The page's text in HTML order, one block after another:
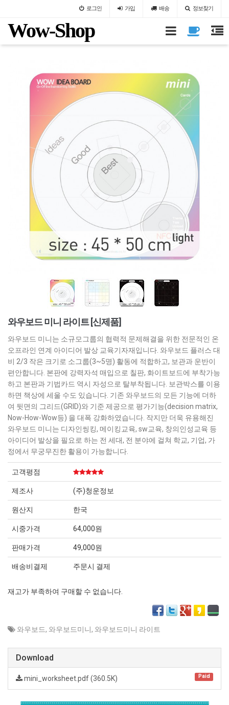
로그인 가입 배송 정보찾기
Wow-Shop
와우보드 미니 라이트 [신제품]
와우보드 미니는 소규모그룹의 협력적 문제해결을 위한 전문적인 온
오프라인 연계 아이디어 발상 교육기자재입니다. 와우보드 플러스 대
비 2/3 작은 크기로 소그룹(3~5명) 활동에 적합하고, 보관과 운반이
편안합니다. 본판에 강력자석 매입으로 칠판, 화이트보드에 부착가능
하고 본판과 기법카드 역시 자성으로 탈부착됩니다. 보관박스를 이용
하면 책상에 세울 수도 있습니다. 기존 와우보드의 모든 기능에 더하
여 뒷면의 그리드(GRID)와 기준 제공으로 평가기능(decision matrix,
Now-How-Wow등) 을 대폭 강화하였습니다. 작지만 더욱 유용해진
와우보드 미니는 디자인씽킹, 메이킹교육, sw교육, 창의인성교육 등
아이디어 발상을 필요로 하는 전 세대, 전 분야에 걸쳐 학교, 기업, 가
정에서 무궁무진한 활용이 가능합니다.
고객평점
제조사 (주)청운정보
원산지 한국
시중가격 64,000원
판매가격 49,000원
배송비결제 주문시 결제
재고가 부족하여 구매할 수 없습니다.
와우보드, 와우보드미니, 와우보드미니 라이트
Download
Paid
mini_worksheet.pdf (360.5K)